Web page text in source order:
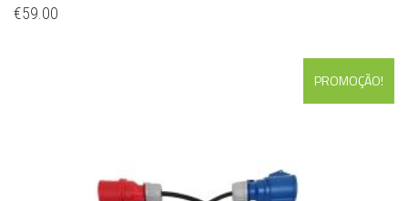
€59.00
PROMOÇÃO!